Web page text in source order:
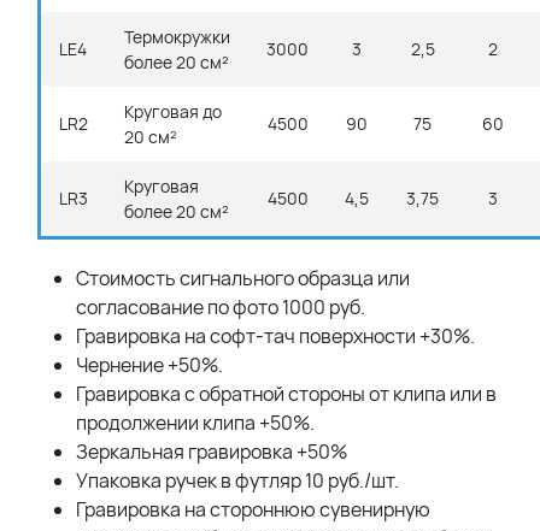
LE4
Термокружки
более 20 см²
3000 3 2,5 2
LR2
Круговая до
20 см²
4500 90 75 60
LR3
Круговая
более 20 см²
4500 4,5 3,75 3
Стоимость сигнального образца или
согласование по фото 1000 руб.
Гравировка на софт-тач поверхности +30%.
Чернение +50%.
Гравировка с обратной стороны от клипа или в
продолжении клипа +50%.
Зеркальная гравировка +50%
Упаковка ручек в футляр 10 руб./шт.
Гравировка на стороннюю сувенирную